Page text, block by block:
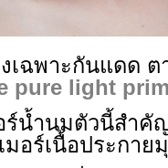
เฉพาะกันแดด ต
pure light
ร์น้ำนมตัวนี้สำคั
มอร์เนื้อประกาย